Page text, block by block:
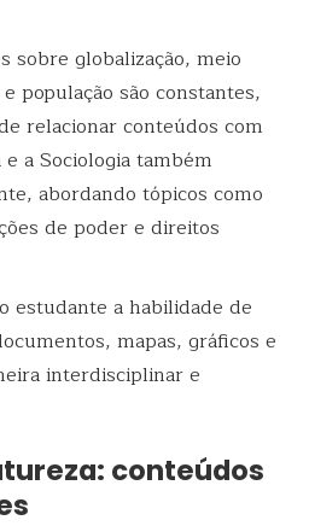
sobre globalização, meio
população são constantes,
relacionar conteúdos com
a Sociologia também
abordando tópicos como
de poder e direitos
estudante a habilidade de
mapas, gráficos e
interdisciplinar e
conteúdos